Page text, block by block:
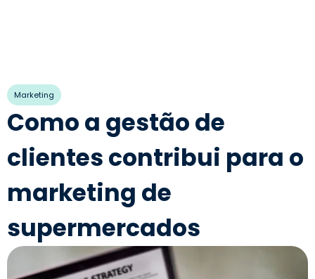
Marketing
Como a gestão de
clientes contribui para o
marketing de
supermercados